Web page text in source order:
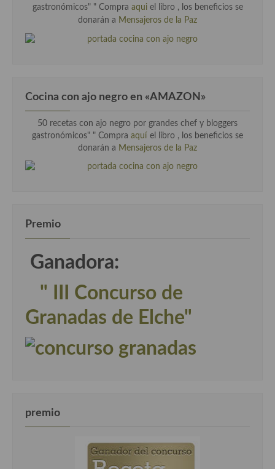
gastronómicos" " Compra aqui el libro , los beneficios se
donarán a Mensajeros de la Paz
Cocina con ajo negro en «AMAZON»
50 recetas con ajo negro por grandes chef y bloggers
gastronómicos" " Compra aquí el libro , los beneficios se
donarán a Mensajeros de la Paz
Premio
Ganadora:
" III Concurso de
Granadas de Elche"
premio